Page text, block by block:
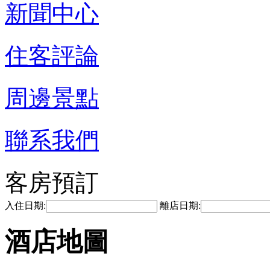
新聞中心
住客評論
周邊景點
聯系我們
客房預訂
入住日期: 離店日期:
酒店地圖